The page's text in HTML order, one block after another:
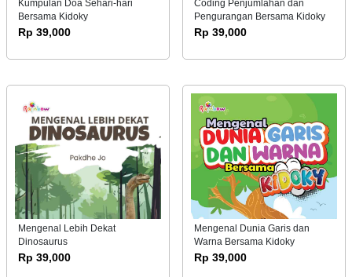
Kumpulan Doa Sehari-hari
Bersama Kidoky
Rp 39,000
Coding Penjumlahan dan
Pengurangan Bersama Kidoky
Rp 39,000
Mengenal Lebih Dekat
Dinosaurus
Rp 39,000
Mengenal Dunia Garis dan
Warna Bersama Kidoky
Rp 39,000